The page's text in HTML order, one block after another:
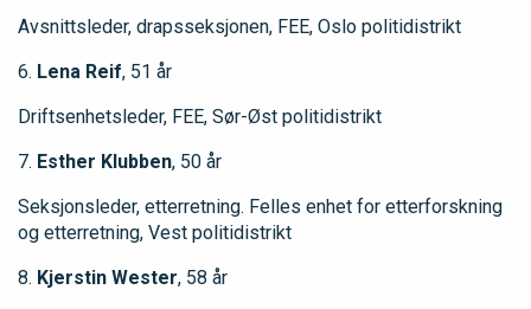
Avsnittsleder, drapsseksjonen, FEE, Oslo politidistrikt
6. Lena Reif, 51 år
Driftsenhetsleder, FEE, Sør-Øst politidistrikt
7. Esther Klubben, 50 år
Seksjonsleder, etterretning. Felles enhet for etterforskning
og etterretning, Vest politidistrikt
8. Kjerstin Wester, 58 år